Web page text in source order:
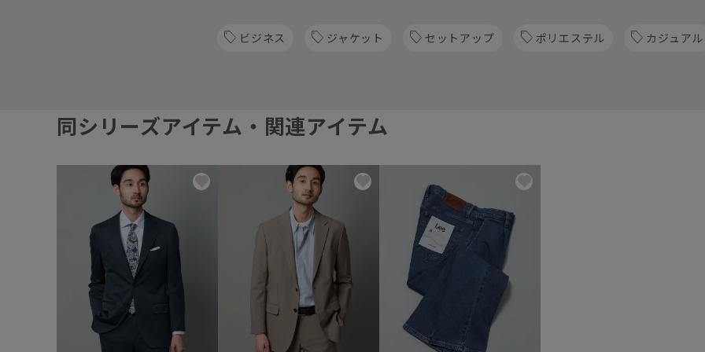
ビジネス ジャケット セットアップ ポリエステル カジュアル
同シリーズアイテム・関連アイテム